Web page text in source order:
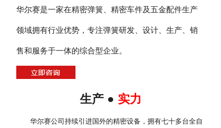
华尔赛是一家在精密弹簧、精密车件及五金配件生产
领域拥有行业优势，专注弹簧研发、设计、生产、销
售和服务于一体的综合型企业。
生产 ● 实力
华尔赛公司持续引进国外的精密设备，拥有七十多台全自